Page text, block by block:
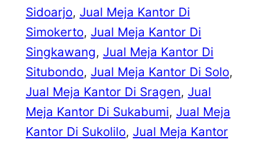
Sidoarjo, Jual Meja Kantor Di
Simokerto, Jual Meja Kantor Di
Singkawang, Jual Meja Kantor Di
Situbondo, Jual Meja Kantor Di Solo
Jual Meja Kantor Di Sragen, Jual
Meja Kantor Di Sukabumi, Jual Meja
Kantor Di Sukolilo, Jual Meja Kantor